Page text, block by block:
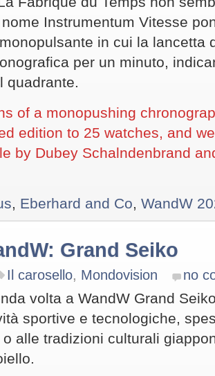
Instrumentum Vitesse
in cui la lancetta
per un minuto,
quadrante.
of a monopushing
edition to 25 watches, and
by Dubey Schalndenbrand
Eberhard and Co WandW
Grand Seiko
Il carosello, Mondovision no
volta a WandW Grand
sportive e tecnologiche,
alle tradizioni culturali